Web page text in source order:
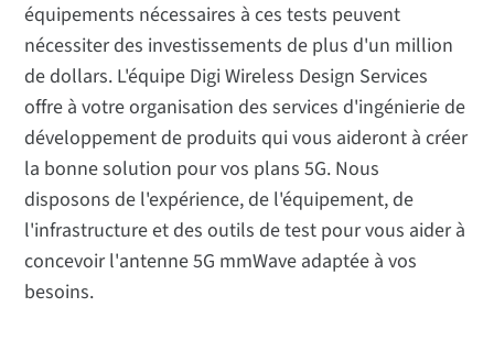
équipements nécessaires à ces tests peuvent
nécessiter des investissements de plus d'un million
de dollars. L'équipe Digi Wireless Design Services
offre à votre organisation des services d'ingénierie de
développement de produits qui vous aideront à créer
la bonne solution pour vos plans 5G. Nous
disposons de l'expérience, de l'équipement, de
l'infrastructure et des outils de test pour vous aider à
concevoir l'antenne 5G mmWave adaptée à vos
besoins.